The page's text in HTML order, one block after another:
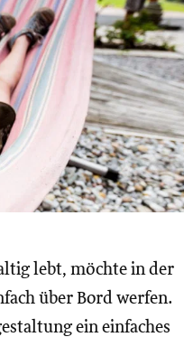
lebt, möchte in der
über Bord werfen.
ein einfaches